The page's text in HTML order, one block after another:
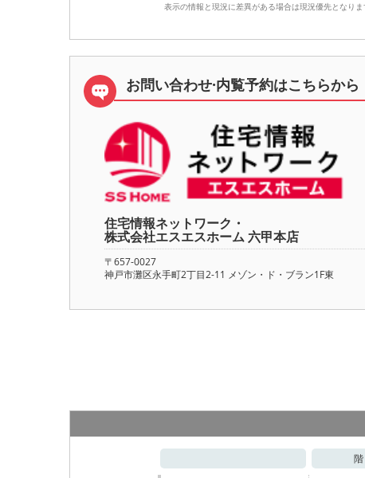
表示の情報と現況に差異がある場合は現況優先となりま
お問い合わせ·内覧予約はこちらから
住宅情報ネットワーク・
株式会社エスエスホーム 六甲本店
〒657-0027
神戸市灘区永手町2丁目2-11 メゾン・ド・ブラン1F東
階